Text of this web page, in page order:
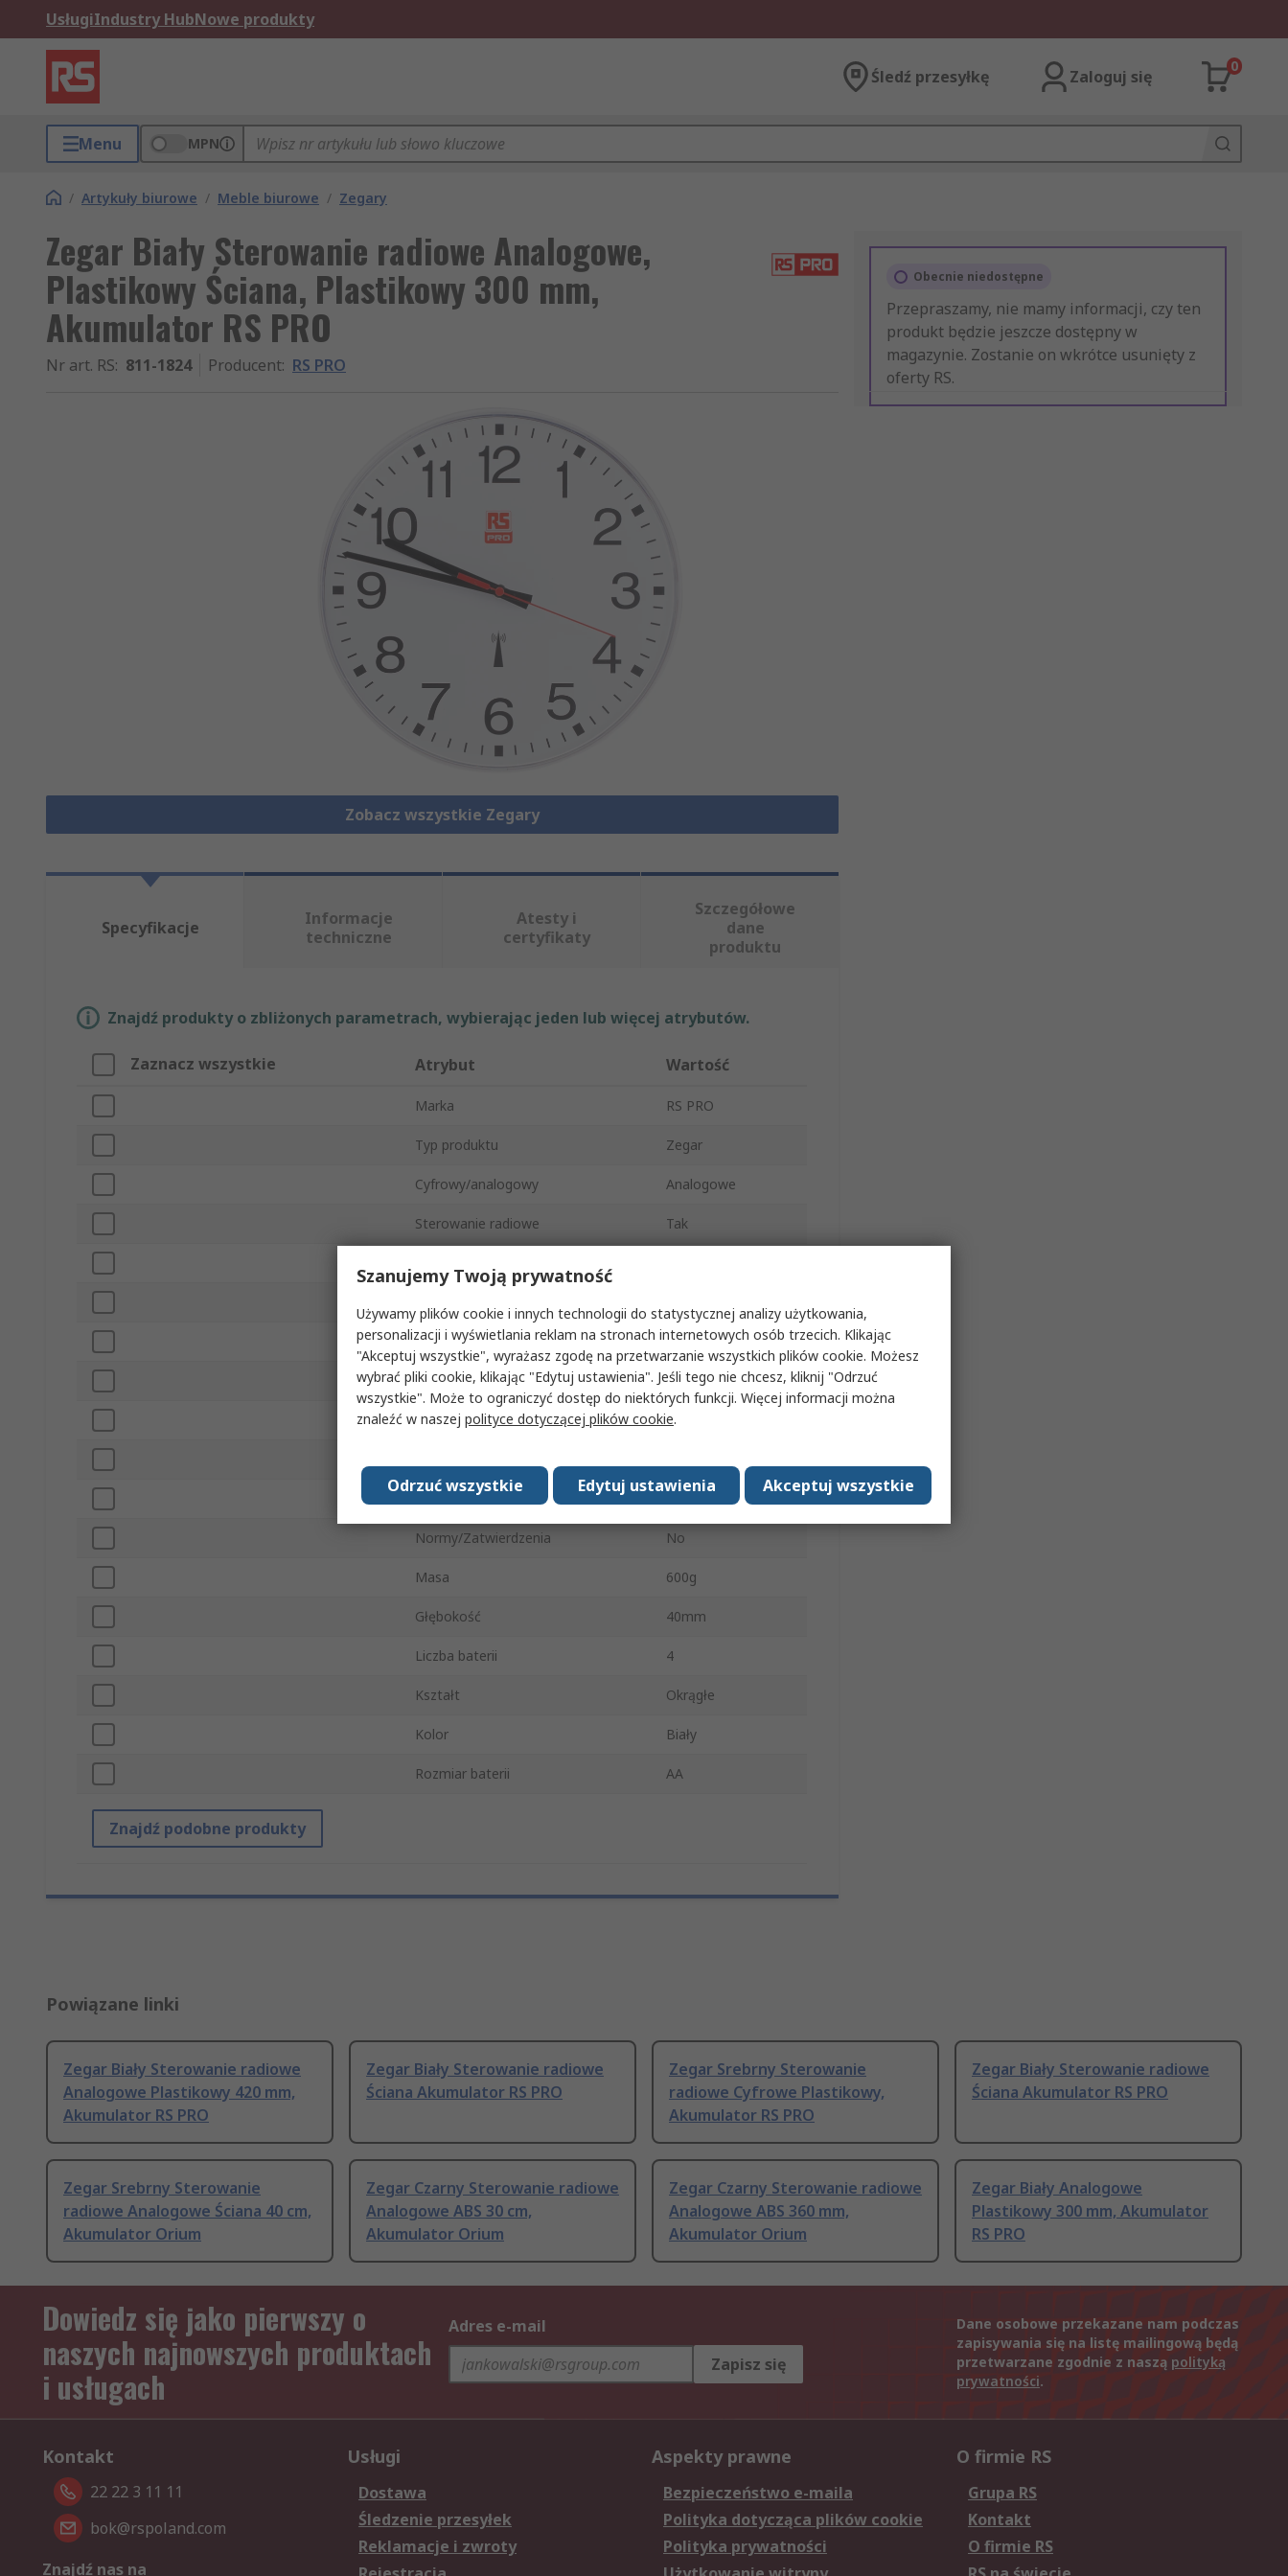
UsługiIndustry HubNowe produkty
Śledź przesyłkę Zaloguj się
0
Menu MPN
/ Artykuły biurowe / Meble biurowe / Zegary
Zegar Biały Sterowanie radiowe Analogowe,
Plastikowy Ściana, Plastikowy 300 mm,
Akumulator RS PRO
Nr art. RS: 811-1824 Producent: RS PRO
Zobacz wszystkie Zegary
Obecnie niedostępne
Przepraszamy, nie mamy informacji, czy ten
produkt będzie jeszcze dostępny w
magazynie. Zostanie on wkrótce usunięty z
oferty RS.
Specyfikacje
Informacje
techniczne
Atesty i
certyfikaty
Szczegółowe
dane
produktu
Znajdź produkty o zbliżonych parametrach, wybierając jeden lub więcej atrybutów.
Zaznacz wszystkie Atrybut Wartość
Marka RS PRO
Typ produktu Zegar
Cyfrowy/analogowy Analogowe
Sterowanie radiowe Tak
Źródło zasilania Akumulator
Baterie w zestawie Tak
Materiał obudowy Plastikowy
Normy/Zatwierdzenia No
Masa 600g
Głębokość 40mm
Liczba baterii 4
Kształt Okrągłe
Kolor Biały
Rozmiar baterii AA
Znajdź podobne produkty
Powiązane linki
Zegar Biały Sterowanie radiowe
Analogowe Plastikowy 420 mm,
Akumulator RS PRO
Zegar Biały Sterowanie radiowe
Ściana Akumulator RS PRO
Zegar Srebrny Sterowanie
radiowe Cyfrowe Plastikowy,
Akumulator RS PRO
Zegar Biały Sterowanie radiowe
Ściana Akumulator RS PRO
Zegar Srebrny Sterowanie
radiowe Analogowe Ściana 40 cm,
Akumulator Orium
Zegar Czarny Sterowanie radiowe
Analogowe ABS 30 cm,
Akumulator Orium
Zegar Czarny Sterowanie radiowe
Analogowe ABS 360 mm,
Akumulator Orium
Zegar Biały Analogowe
Plastikowy 300 mm, Akumulator
RS PRO
Dowiedz się jako pierwszy o
naszych najnowszych produktach
i usługach
Adres e-mail
Zapisz się
Dane osobowe przekazane nam podczas
zapisywania się na listę mailingową będą
przetwarzane zgodnie z naszą polityką
prywatności.
Kontakt
22 22 3 11 11
bok@rspoland.com
Znajdź nas na
Usługi
Dostawa
Śledzenie przesyłek
Reklamacje i zwroty
Aspekty prawne
Bezpieczeństwo e-maila
Polityka dotycząca plików cookie
Polityka prywatności
O firmie RS
Grupa RS
Kontakt
O firmie RS
Szanujemy Twoją prywatność
Używamy plików cookie i innych technologii do statystycznej analizy użytkowania,
personalizacji i wyświetlania reklam na stronach internetowych osób trzecich. Klikając
"Akceptuj wszystkie", wyrażasz zgodę na przetwarzanie wszystkich plików cookie. Możesz
wybrać pliki cookie, klikając "Edytuj ustawienia". Jeśli tego nie chcesz, kliknij "Odrzuć
wszystkie". Może to ograniczyć dostęp do niektórych funkcji. Więcej informacji można
znaleźć w naszej polityce dotyczącej plików cookie.
Akceptuj wszystkie
Edytuj ustawienia
Odrzuć wszystkie